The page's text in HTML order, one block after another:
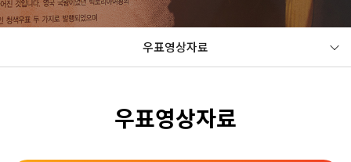
우표영상자료
우표영상자료